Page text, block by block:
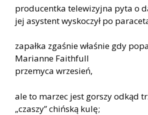
producentka telewizyjna pyta o
jej asystent wyskoczył po
zapałka zgaśnie właśnie gdy
Marianne Faithfull
przemyca wrzesień,
ale to marzec jest gorszy odkąd
„czaszy” chińską kulę;